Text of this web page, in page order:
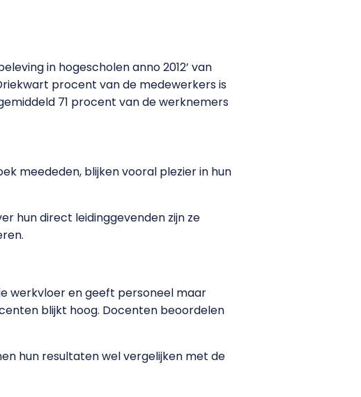
in hogescholen anno 2012’ van
procent van de medewerkers is
71 procent van de werknemers
meededen, blijken vooral plezier in hun
hun direct leidinggevenden zijn ze
werkvloer en geeft personeel maar
blijkt hoog. Docenten beoordelen
hun resultaten wel vergelijken met de